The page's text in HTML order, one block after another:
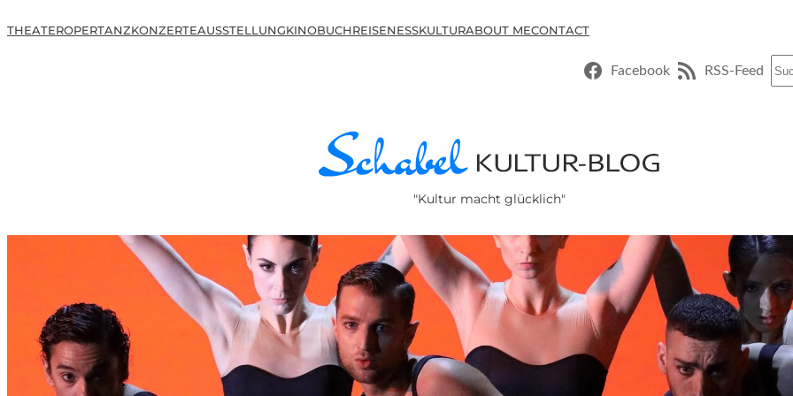
THEATEROPERTANZKONZERTEAUSSTELLUNGKINOBUCHREISENESSKULTURABOUT MECONTACT
Facebook RSS-Feed
"Kultur macht glücklich"